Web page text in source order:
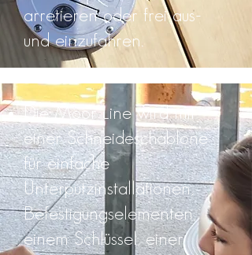
arretieren oder frei aus-
und einzufahren.
Die Moor Line wird mit
einer Schneideschablone
für einfache
Unterputzinstallationen,
Befestigungselementen,
einem Schlüssel, einer